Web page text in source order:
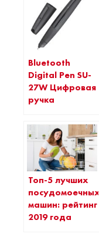
Bluetooth
Digital Pen SU-
27W Цифровая
ручка
Топ-5 лучших
посудомоечных
машин: рейтинг
2019 года